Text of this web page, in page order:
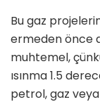
Bu gaz
ermeden önce
muhtemel,
ısınma 1.5
petrol, gaz veya